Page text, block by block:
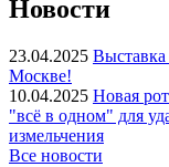
Новости
23.04.2025
Москве!
10.04.2025 Новая
"всё в одном" для
измельчения
Все новости